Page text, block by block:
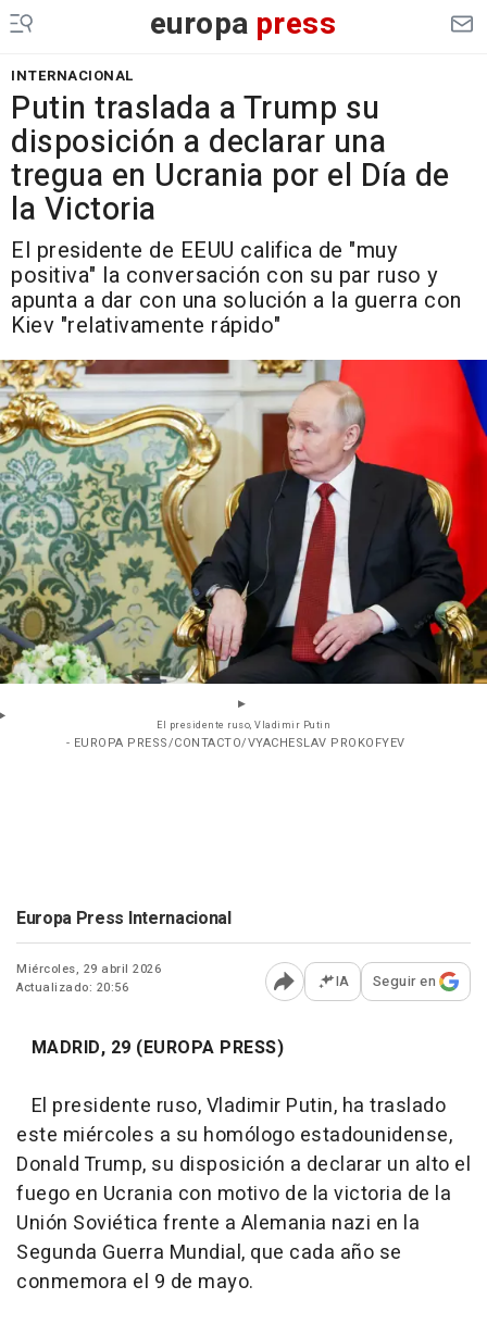
europa press
INTERNACIONAL
Putin traslada a Trump su
disposición a declarar una
tregua en Ucrania por el Día de
la Victoria
El presidente de EEUU califica de "muy
positiva" la conversación con su par ruso y
apunta a dar con una solución a la guerra con
Kiev "relativamente rápido"
El presidente ruso, Vladimir Putin
- EUROPA PRESS/CONTACTO/VYACHESLAV PROKOFYEV
Europa Press Internacional
Miércoles, 29 abril 2026
Actualizado: 20:56
Abrir opciones para
IA Seguir en
MADRID, 29 (EUROPA PRESS)
El presidente ruso, Vladimir Putin, ha traslado
este miércoles a su homólogo estadounidense,
Donald Trump, su disposición a declarar un alto el
fuego en Ucrania con motivo de la victoria de la
Unión Soviética frente a Alemania nazi en la
Segunda Guerra Mundial, que cada año se
conmemora el 9 de mayo.